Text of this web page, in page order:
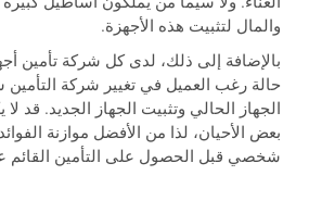
العناء. ولا سيما من يملكون أساطيل كبيرة
والمال لتثبيت هذه الأجهزة.
بالإضافة إلى ذلك، لدى كل شركة تأمين
حالة رغب العميل في تغيير شركة التأمين
الجهاز الحالي وتثبيت الجهاز الجديد. قد
بعض الأحيان، لذا من الأفضل موازنة
شخصي قبل الحصول على التأمين القائم